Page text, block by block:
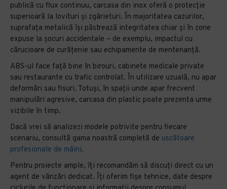
publică cu flux continuu, carcasa din inox oferă o protecție
superioară la lovituri și zgârieturi. În majoritatea cazurilor,
suprafața metalică își păstrează integritatea chiar și în zone
expuse la șocuri accidentale – de exemplu, impactul cu
cărucioare de curățenie sau echipamente de mentenanță.
ABS-ul face față bine în birouri, cabinete medicale private
sau restaurante cu trafic controlat. În utilizare uzuală, nu apar
deformări sau fisuri. Totuși, în spații unde apar frecvent
manipulări agresive, carcasa din plastic poate prezenta urme
vizibile în timp.
Dacă vrei să analizezi modele potrivite pentru fiecare
scenariu, consultă gama noastră completă de uscătoare
profesionale de mâini.
Pentru proiecte ample, îți recomandăm să discuți direct cu un
agent de vânzări dedicat. Îți oferim fișe tehnice, date despre